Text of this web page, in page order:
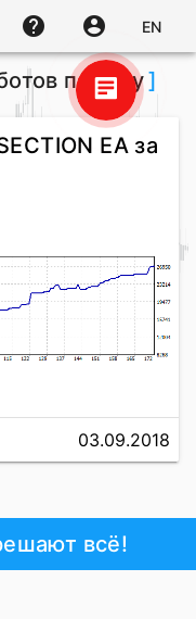
Готов помочь
мне, если у
вопросы.
help account_circle EN
по тэгу]
EA за
03.09.2018
всё!